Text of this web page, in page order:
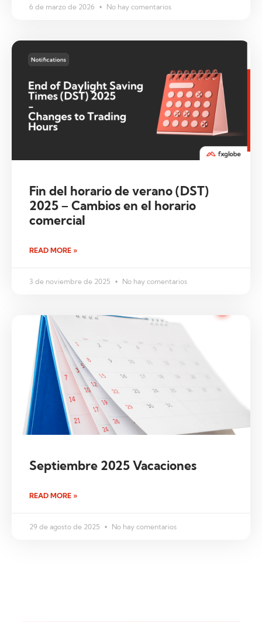
6 de marzo de 2026 No hay comentarios
Fin del horario de verano (DST)
2025 – Cambios en el horario
comercial
READ MORE »
3 de noviembre de 2025 No hay comentarios
Septiembre 2025 Vacaciones
READ MORE »
29 de agosto de 2025 No hay comentarios